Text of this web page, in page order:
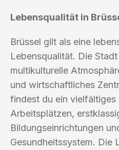
Lebensqualität in
Brüssel gilt als eine
Lebensqualität. Die
multikulturelle
und wirtschaftliches
findest du ein vielfältiges
Arbeitsplätzen,
Bildungseinrichtungen
Gesundheitssystem. Die